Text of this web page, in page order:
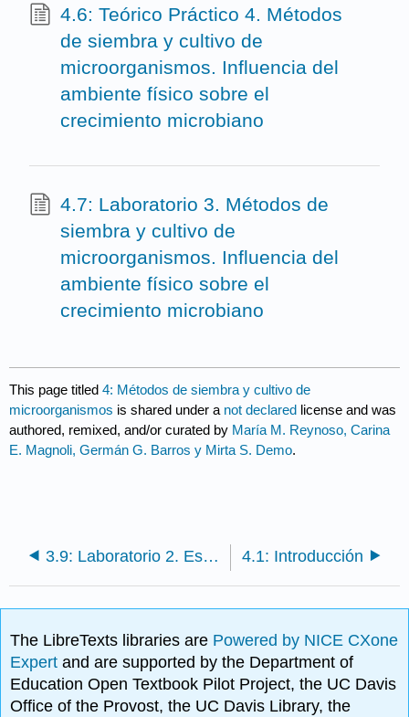
4.6: Teórico Práctico 4. Métodos
de siembra y cultivo de
microorganismos. Influencia del
ambiente físico sobre el
crecimiento microbiano
4.7: Laboratorio 3. Métodos de
siembra y cultivo de
microorganismos. Influencia del
ambiente físico sobre el
crecimiento microbiano
This page titled4: Métodos de siembra y cultivo de
microorganismos is shared under a not declared license and was
authored, remixed, and/or curated by María M. Reynoso, Carina
E. Magnoli, Germán G. Barros y Mirta S. Demo.
3.9: Laboratorio 2. Esterilización y preparación de medios de cultivo 4.1: Introducción
The LibreTexts libraries are Powered by NICE CXone
Expertand are supported by the Department of
Education Open Textbook Pilot Project, the UC Davis
Office of the Provost, the UC Davis Library, the